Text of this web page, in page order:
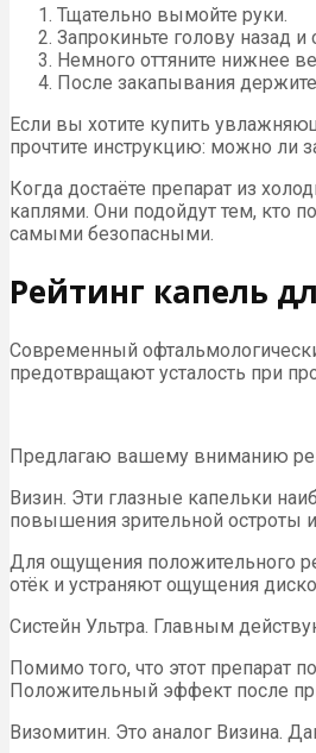
Тщательно вымойте руки.
Запрокиньте голову назад и
Немного оттяните нижнее
После закапывания
Если вы хотите купить
прочтите инструкцию: можно ли
Когда достаёте препарат из
каплями. Они подойдут тем, кто
самыми безопасными.
Рейтинг капель
Современный
предотвращают усталость при
Предлагаю вашему вниманию
Визин. Эти глазные капельки
повышения зрительной остроты
Для ощущения положительного
отёк и устраняют ощущения
Систейн Ультра. Главным
Помимо того, что этот препарат
Положительный эффект после
Визомитин. Это аналог Визина.